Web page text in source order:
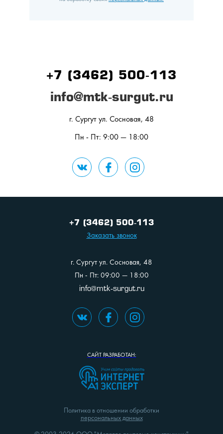
+7 (3462) 500-113
info@mtk-surgut.ru
г. Сургут ул. Сосновая, 48
Пн - Пт: 9:00 — 18:00
+7 (3462) 500-113
Заказать звонок
г. Сургут ул. Сосновая, 48
Пн - Пт: 09:00 — 18:00
info@mtk-surgut.ru
САЙТРАЗРАБОТАН:
Политика в отношении обработки
персональных данных